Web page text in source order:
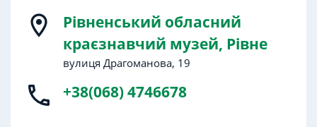
location_on
Рівненський обласний
краєзнавчий музей, Рівне
вулиця Драгоманова, 19
phone +38(068) 4746678